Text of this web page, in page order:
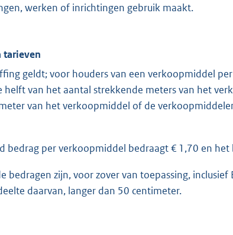
werken of inrichtingen gebruik maakt.
tarieven
geldt; voor houders van een verkoopmiddel
helft van het aantal strekkende meters van het
van het verkoopmiddel of de
bedrag per verkoopmiddel bedraagt € 1,70 en
bedragen zijn, voor zover van toepassing,
daarvan, langer dan 50 centimeter.